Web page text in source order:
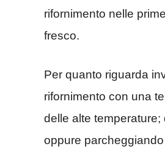
rifornimento nelle
fresco.
Per quanto riguarda
rifornimento con una
delle alte temperature;
oppure